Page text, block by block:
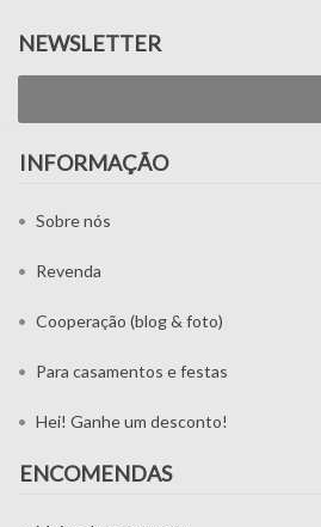
NEWSLETTER
INFORMAÇÃO
Sobre nós
Revenda
Cooperação (blog & foto)
Para casamentos e festas
Hei! Ganhe um desconto!
ENCOMENDAS